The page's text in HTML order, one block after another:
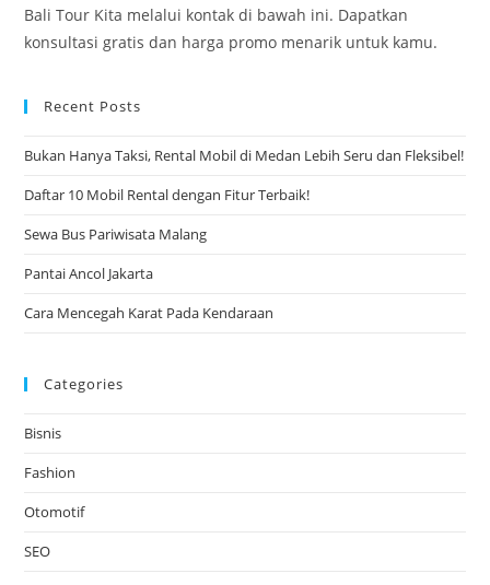
Bali Tour Kita melalui kontak di bawah ini. Dapatkan
konsultasi gratis dan harga promo menarik untuk kamu.
Recent Posts
Bukan Hanya Taksi, Rental Mobil di Medan Lebih Seru dan Fleksibel!
Daftar 10 Mobil Rental dengan Fitur Terbaik!
Sewa Bus Pariwisata Malang
Pantai Ancol Jakarta
Cara Mencegah Karat Pada Kendaraan
Categories
Bisnis
Fashion
Otomotif
SEO